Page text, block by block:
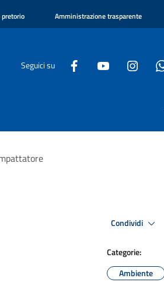
pretorio Amministrazione trasparente
Seguici su
Condividi
Categorie:
Ambiente